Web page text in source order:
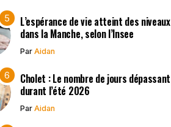
L’espérance de vie atteint des
dans la Manche, selon l’Insee
Par Aidan
Cholet : Le nombre de jours
durant l’été 2026
Par Aidan